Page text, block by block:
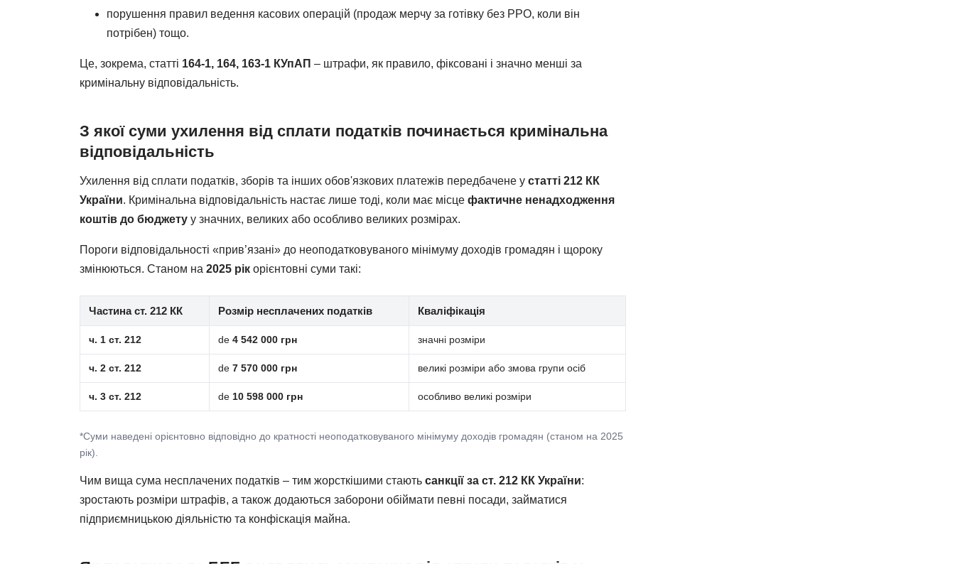
порушення правил ведення касових операцій (продаж мерчу за готівку без РРО, коли він
потрібен) тощо.
Це, зокрема, статті 164-1, 164, 163-1 КУпАП – штрафи, як правило, фіксовані і значно менші за
кримінальну відповідальність.
З якої суми ухилення від сплати податків починається кримінальна
відповідальність
Ухилення від сплати податків, зборів та інших обов'язкових платежів передбачене у статті 212 КК
України. Кримінальна відповідальність настає лише тоді, коли має місце фактичне ненадходження
коштів до бюджету у значних, великих або особливо великих розмірах.
Пороги відповідальності «прив’язані» до неоподатковуваного мінімуму доходів громадян і щороку
змінюються. Станом на 2025 рік орієнтовні суми такі:
Частина ст. 212 КК Розмір несплачених податків Кваліфікація
ч. 1 ст. 212 de 4 542 000 грн значні розміри
ч. 2 ст. 212 de 7 570 000 грн великі розміри або змова групи осіб
ч. 3 ст. 212 de 10 598 000 грн особливо великі розміри
*Суми наведені орієнтовно відповідно до кратності неоподатковуваного мінімуму доходів громадян (станом на 2025
рік).
Чим вища сума несплачених податків – тим жорсткішими стають санкції за ст. 212 КК України:
зростають розміри штрафів, а також додаються заборони обіймати певні посади, займатися
підприємницькою діяльністю та конфіскація майна.